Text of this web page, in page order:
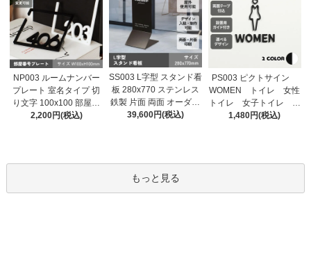
NP003 ルームナンバー
プレート 室名タイプ 切
り文字 100x100 部屋番
号 家屋番号 ドアプレー
2,200円(税込)
SS003 L字型 スタンド看
板 280x770 ステンレス
鉄製 片面 両面 オーダー
メイド看板 おしゃれ デ
39,600円(税込)
PS003 ピクトサイン
WOMEN トイレ 女性
トイレ 女子トイレ ル
ームサイン ドアサイ
1,480円(税込)
もっと見る